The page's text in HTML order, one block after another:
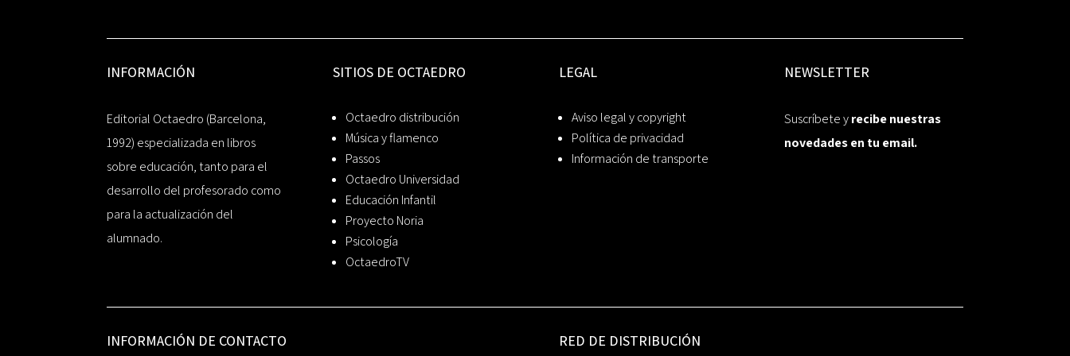
INFORMACIÓN
Editorial Octaedro (Barcelona,
1992) especializada en libros
sobre educación, tanto para el
desarrollo del profesorado como
para la actualización del
alumnado.
SITIOS DE OCTAEDRO
Octaedro distribución
Música y flamenco
Passos
Octaedro Universidad
Educación Infantil
Proyecto Noria
Psicología
OctaedroTV
LEGAL
Aviso legal y copyright
Política de privacidad
Información de transporte
NEWSLETTER
Suscríbete yrecibe nuestras
novedades en tu email.
INFORMACIÓN DE CONTACTO RED DE DISTRIBUCIÓN